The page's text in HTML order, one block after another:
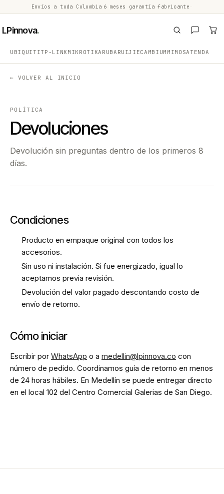
Envíos a toda Colombia 6 meses garantía fabricante
LPinnova.
UBIQUITITP-LINK MIKROTIKARUBA RUIJIECAMBIUM MIMOSATENDA
← VOLVER AL INICIO
POLÍTICA
Devoluciones
Devolución sin preguntas dentro de los primeros 8
días.
Condiciones
Producto en empaque original con todos los
accesorios.
Sin uso ni instalación. Si fue energizado, igual lo
aceptamos previa revisión.
Devolución del valor pagado descontando costo de
envío de retorno.
Cómo iniciar
Escribir por WhatsApp o a medellin@lpinnova.co con
número de pedido. Coordinamos guía de retorno en menos
de 24 horas hábiles. En Medellín se puede entregar directo
en el local 102 del Centro Comercial Galerias de San Diego.